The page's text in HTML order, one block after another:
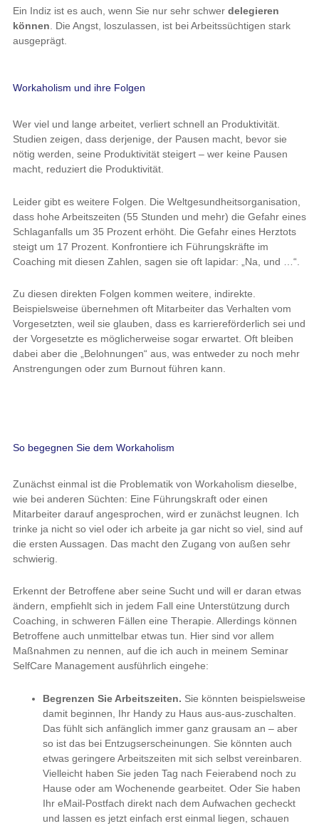
Ein Indiz ist es auch, wenn Sie nur sehr schwer delegieren
können. Die Angst, loszulassen, ist bei Arbeitssüchtigen stark
ausgeprägt.
Workaholism und ihre Folgen
Wer viel und lange arbeitet, verliert schnell an Produktivität.
Studien zeigen, dass derjenige, der Pausen macht, bevor sie
nötig werden, seine Produktivität steigert – wer keine Pausen
macht, reduziert die Produktivität.
Leider gibt es weitere Folgen. Die Weltgesundheitsorganisation,
dass hohe Arbeitszeiten (55 Stunden und mehr) die Gefahr eines
Schlaganfalls um 35 Prozent erhöht. Die Gefahr eines Herztots
steigt um 17 Prozent. Konfrontiere ich Führungskräfte im
Coaching mit diesen Zahlen, sagen sie oft lapidar: „Na, und …“.
Zu diesen direkten Folgen kommen weitere, indirekte.
Beispielsweise übernehmen oft Mitarbeiter das Verhalten vom
Vorgesetzten, weil sie glauben, dass es karriereförderlich sei und
der Vorgesetzte es möglicherweise sogar erwartet. Oft bleiben
dabei aber die „Belohnungen“ aus, was entweder zu noch mehr
Anstrengungen oder zum Burnout führen kann.
So begegnen Sie dem Workaholism
Zunächst einmal ist die Problematik von Workaholism dieselbe,
wie bei anderen Süchten: Eine Führungskraft oder einen
Mitarbeiter darauf angesprochen, wird er zunächst leugnen. Ich
trinke ja nicht so viel oder ich arbeite ja gar nicht so viel, sind auf
die ersten Aussagen. Das macht den Zugang von außen sehr
schwierig.
Erkennt der Betroffene aber seine Sucht und will er daran etwas
ändern, empfiehlt sich in jedem Fall eine Unterstützung durch
Coaching, in schweren Fällen eine Therapie. Allerdings können
Betroffene auch unmittelbar etwas tun. Hier sind vor allem
Maßnahmen zu nennen, auf die ich auch in meinem Seminar
SelfCare Management ausführlich eingehe:
Begrenzen Sie Arbeitszeiten. Sie könnten beispielsweise
damit beginnen, Ihr Handy zu Haus aus-aus-zuschalten.
Das fühlt sich anfänglich immer ganz grausam an – aber
so ist das bei Entzugserscheinungen. Sie könnten auch
etwas geringere Arbeitszeiten mit sich selbst vereinbaren.
Vielleicht haben Sie jeden Tag nach Feierabend noch zu
Hause oder am Wochenende gearbeitet. Oder Sie haben
Ihr eMail-Postfach direkt nach dem Aufwachen gecheckt
und lassen es jetzt einfach erst einmal liegen, schauen